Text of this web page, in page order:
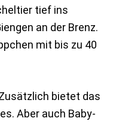
tief ins
an der Brenz.
mit bis zu 40
bietet das
Aber auch Baby-